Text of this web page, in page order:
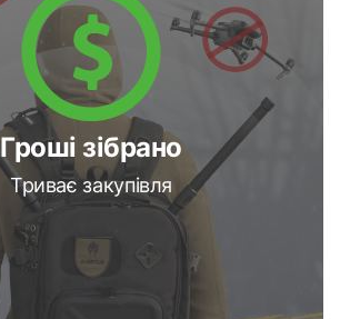
Гроші зібрано
Триває закупівля